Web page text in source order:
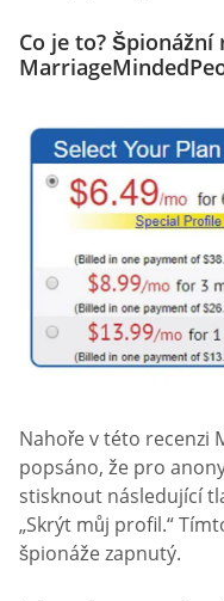
Co je to? Špionážní
Nahoře v této recenzi
popsáno, že pro
stisknout následující
„Skrýt můj profil.“
špionáže zapnutý.